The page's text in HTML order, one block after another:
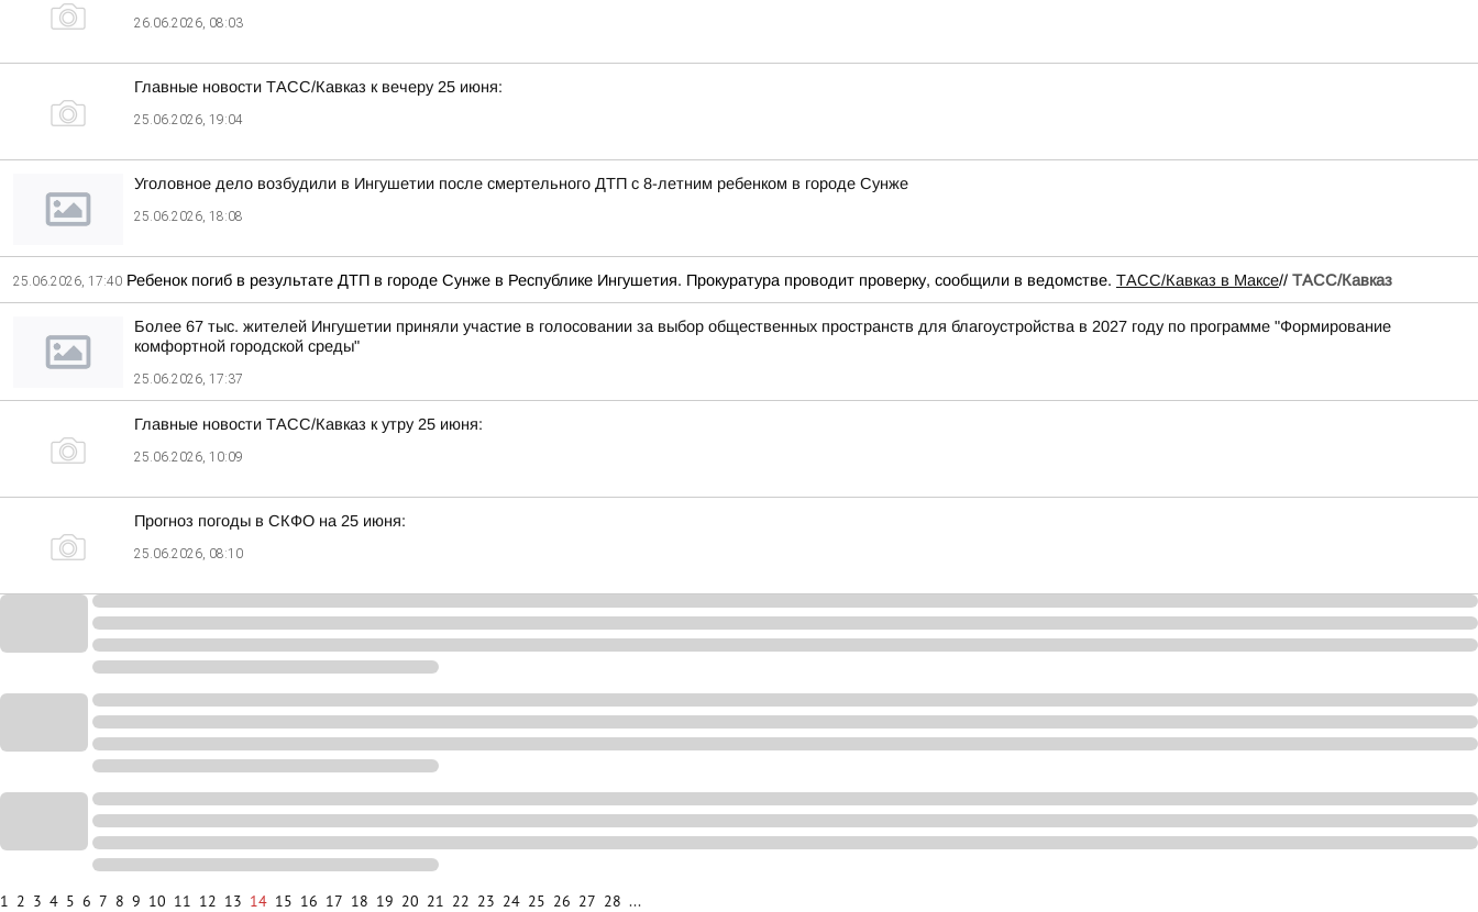
26.06.2026, 08:03
Главные новости ТАСС/Кавказ к вечеру 25 июня:
25.06.2026, 19:04
Уголовное дело возбудили в Ингушетии после смертельного ДТП с 8-летним ребенком в городе Сунже
25.06.2026, 18:08
25.06.2026, 17:40 Ребенок погиб в результате ДТП в городе Сунже в Республике Ингушетия. Прокуратура проводит проверку, сообщили в ведомстве. ТАСС/Кавказ в Максе// ТАСС/Кавказ
Более 67 тыс. жителей Ингушетии приняли участие в голосовании за выбор общественных пространств для благоустройства в 2027 году по программе "Формирование
комфортной городской среды"
25.06.2026, 17:37
Главные новости ТАСС/Кавказ к утру 25 июня:
25.06.2026, 10:09
Прогноз погоды в СКФО на 25 июня:
25.06.2026, 08:10
1 2 3 4 5 6 7 8 9 10 11 12 13 14 15 16 17 18 19 20 21 22 23 24 25 26 27 28 ...